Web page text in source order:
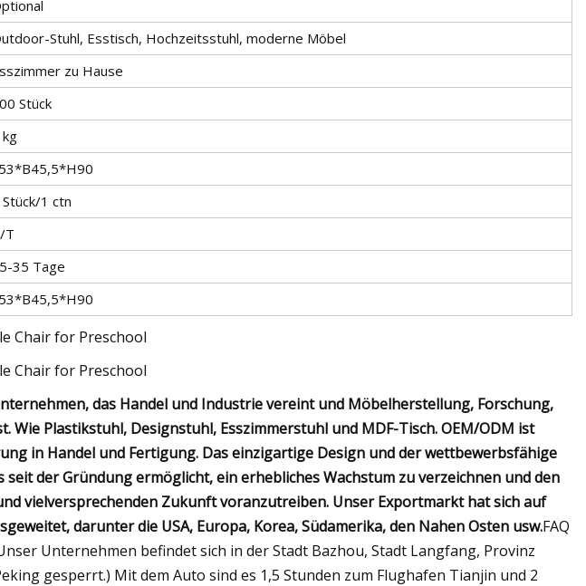
Stuhl, Esstisch, Hochzeitsstuhl, moderne Möbel
zu Hause
Stück
Stück/1 ctn
T
35 Tage
das Handel und Industrie vereint und Möbelherstellung, Forschung,
Wie Plastikstuhl, Designstuhl, Esszimmerstuhl und MDF-Tisch. OEM/ODM ist
in Handel und Fertigung. Das einzigartige Design und der wettbewerbsfähige
der Gründung ermöglicht, ein erhebliches Wachstum zu verzeichnen und den
vielversprechenden Zukunft voranzutreiben. Unser Exportmarkt hat sich auf
darunter die USA, Europa, Korea, Südamerika, den Nahen Osten usw.FAQ
Unternehmen befindet sich in der Stadt Bazhou, Stadt Langfang, Provinz
gesperrt.) Mit dem Auto sind es 1,5 Stunden zum Flughafen Tianjin und 2